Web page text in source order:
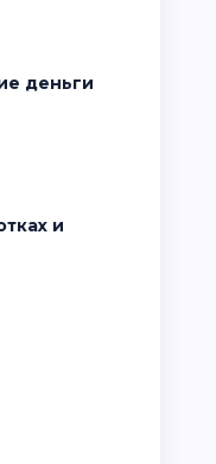
деньги